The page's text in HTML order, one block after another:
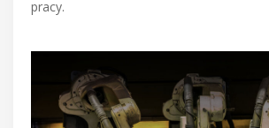
pracy.